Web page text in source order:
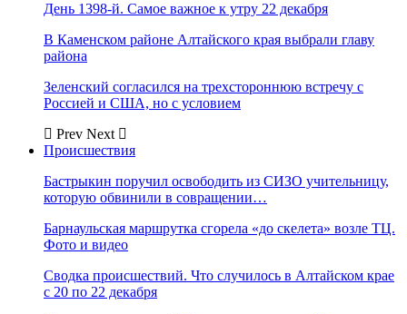
День 1398-й. Самое важное к утру 22 декабря
В Каменском районе Алтайского края выбрали главу
района
Зеленский согласился на трехстороннюю встречу с
Россией и США, но с условием
Prev Next
Происшествия
Бастрыкин поручил освободить из СИЗО учительницу,
которую обвинили в совращении…
Барнаульская маршрутка сгорела «до скелета» возле ТЦ.
Фото и видео
Сводка происшествий. Что случилось в Алтайском крае
с 20 по 22 декабря